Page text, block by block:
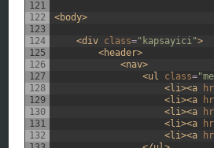
121
122
123
124
125
126
127
128
129
130
131
132
<body>
<div class="kapsayici">
<header>
<nav>
<ul class=
<li><a
<li><a
<li><a
<li><a
<li><a